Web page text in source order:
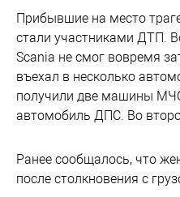
Прибывшие на место
стали участниками ДТП.
Scania не смог вовремя
въехал в несколько
получили две машины
автомобиль ДПС. Во
Ранее сообщалось, что
после столкновения с